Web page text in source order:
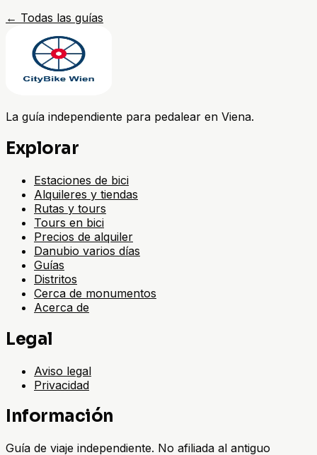
← Todas las guías
La guía independiente para pedalear en Viena.
Explorar
Estaciones de bici
Alquileres y tiendas
Rutas y tours
Tours en bici
Precios de alquiler
Danubio varios días
Guías
Distritos
Cerca de monumentos
Acerca de
Legal
Aviso legal
Privacidad
Información
Guía de viaje independiente. No afiliada al antiguo